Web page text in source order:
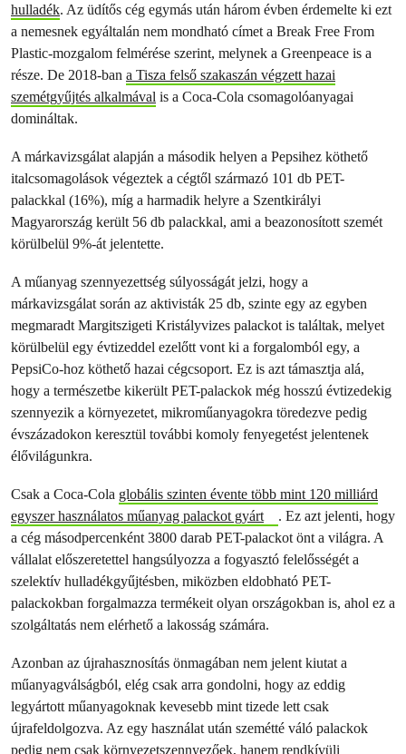
hulladék. Az üdítős cég egymás után három évben érdemelte ki ezt
a nemesnek egyáltalán nem mondható címet a Break Free From
Plastic-mozgalom felmérése szerint, melynek a Greenpeace is a
része. De 2018-ban a Tisza felső szakaszán végzett hazai
szemétgyűjtés alkalmával is a Coca-Cola csomagolóanyagai
domináltak.
A márkavizsgálat alapján a második helyen a Pepsihez köthető
italcsomagolások végeztek a cégtől származó 101 db PET-
palackkal (16%), míg a harmadik helyre a Szentkirályi
Magyarország került 56 db palackkal, ami a beazonosított szemét
körülbelül 9%-át jelentette.
A műanyag szennyezettség súlyosságát jelzi, hogy a
márkavizsgálat során az aktivisták 25 db, szinte egy az egyben
megmaradt Margitszigeti Kristályvizes palackot is találtak, melyet
körülbelül egy évtizeddel ezelőtt vont ki a forgalomból egy, a
PepsiCo-hoz köthető hazai cégcsoport. Ez is azt támasztja alá,
hogy a természetbe kikerült PET-palackok még hosszú évtizedekig
szennyezik a környezetet, mikroműanyagokra töredezve pedig
évszázadokon keresztül további komoly fenyegetést jelentenek
élővilágunkra.
Csak a Coca-Cola globális szinten évente több mint 120 milliárd
egyszer használatos műanyag palackot gyárt
. Ez azt jelenti, hogy
a cég másodpercenként 3800 darab PET-palackot önt a világra. A
vállalat előszeretettel hangsúlyozza a fogyasztó felelősségét a
szelektív hulladékgyűjtésben, miközben eldobható PET-
palackokban forgalmazza termékeit olyan országokban is, ahol ez a
szolgáltatás nem elérhető a lakosság számára.
Azonban az újrahasznosítás önmagában nem jelent kiutat a
műanyagválságból, elég csak arra gondolni, hogy az eddig
legyártott műanyagoknak kevesebb mint tizede lett csak
újrafeldolgozva. Az egy használat után szemétté váló palackok
pedig nem csak környezetszennyezőek, hanem rendkívüli